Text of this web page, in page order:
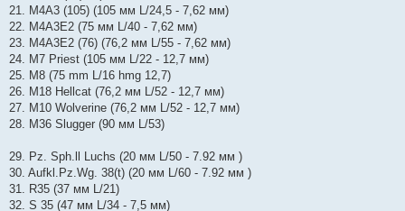
21. M4A3 (105) (105 мм L/24,5 - 7,62 мм)
22. M4A3E2 (75 мм L/40 - 7,62 мм)
23. M4A3E2 (76) (76,2 мм L/55 - 7,62 мм)
24. M7 Priest (105 мм L/22 - 12,7 мм)
25. M8 (75 mm L/16 hmg 12,7)
26. M18 Hellcat (76,2 мм L/52 - 12,7 мм)
27. M10 Wolverine (76,2 мм L/52 - 12,7 мм)
28. M36 Slugger (90 мм L/53)
29. Pz. Sph.ll Luchs (20 мм L/50 - 7.92 мм )
30. Aufkl.Pz.Wg. 38(t) (20 мм L/60 - 7.92 мм )
31. R35 (37 мм L/21)
32. S 35 (47 мм L/34 - 7,5 мм)